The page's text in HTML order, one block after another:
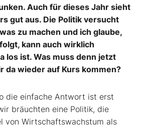
Auch für dieses Jahr sieht
gut aus. Die Politik versucht
zu machen und ich glaube,
kann auch wirklich
los ist. Was muss denn jetzt
da wieder auf Kurs kommen?
die einfache Antwort ist erst
bräuchten eine Politik, die
von Wirtschaftswachstum als